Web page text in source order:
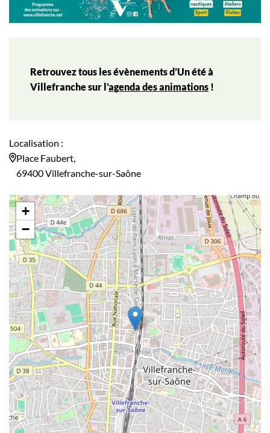
Retrouvez tous les évènements d’Un été à
Villefranche sur l’agenda des animations !
Localisation :
Place Faubert,
69400 Villefranche-sur-Saône
+
−